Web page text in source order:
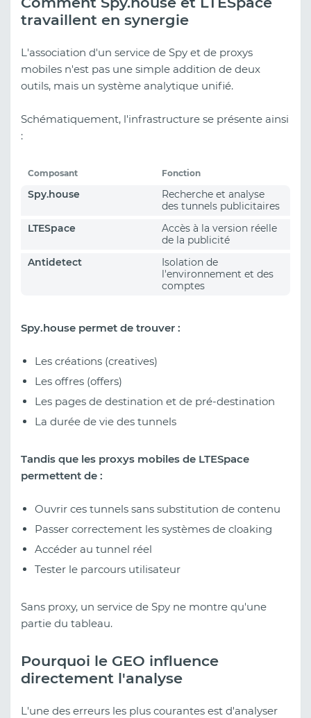
travaillent en synergie
L'association d'un service de Spy et de proxys
mobiles n'est pas une simple addition de deux
outils, mais un système analytique unifié.
Schématiquement, l'infrastructure se présente ainsi
:
Composant Fonction
Spy.house
Recherche et analyse
des tunnels publicitaires
LTESpace
Accès à la version réelle
de la publicité
Antidetect
Isolation de
l'environnement et des
comptes
Spy.house permet de trouver :
Les créations (creatives)
Les offres (offers)
Les pages de destination et de pré-destination
La durée de vie des tunnels
Tandis que les proxys mobiles de LTESpace
permettent de :
Ouvrir ces tunnels sans substitution de contenu
Passer correctement les systèmes de cloaking
Accéder au tunnel réel
Tester le parcours utilisateur
Sans proxy, un service de Spy ne montre qu'une
partie du tableau.
Pourquoi le GEO influence
directement l'analyse
L'une des erreurs les plus courantes est d'analyser